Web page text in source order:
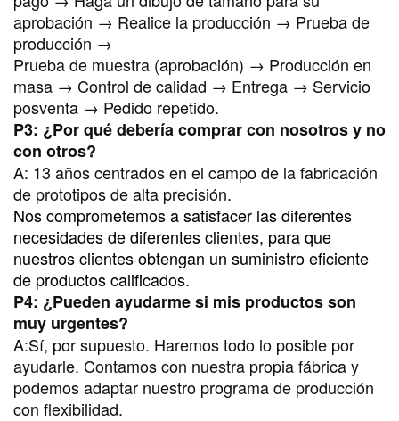
aprobación → Realice la producción → Prueba de
producción →
Prueba de muestra (aprobación) → Producción en
masa → Control de calidad → Entrega → Servicio
posventa → Pedido repetido.
P3: ¿Por qué debería comprar con nosotros y no
con otros?
A: 13 años centrados en el campo de la fabricación
de prototipos de alta precisión.
Nos comprometemos a satisfacer las diferentes
necesidades de diferentes clientes, para que
nuestros clientes obtengan un suministro eficiente
de productos calificados.
P4: ¿Pueden ayudarme si mis productos son
muy urgentes?
A:Sí, por supuesto. Haremos todo lo posible por
ayudarle. Contamos con nuestra propia fábrica y
podemos adaptar nuestro programa de producción
con flexibilidad.